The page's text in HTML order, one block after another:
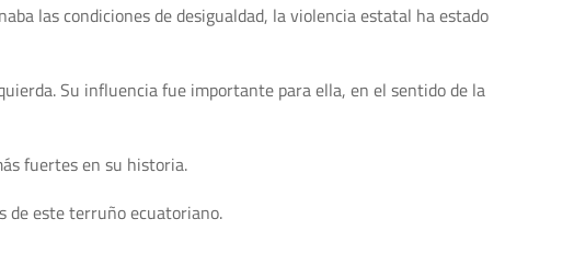
las condiciones de desigualdad, la violencia estatal ha estado
Su influencia fue importante para ella, en el sentido de la
fuertes en su historia.
de este terruño ecuatoriano.